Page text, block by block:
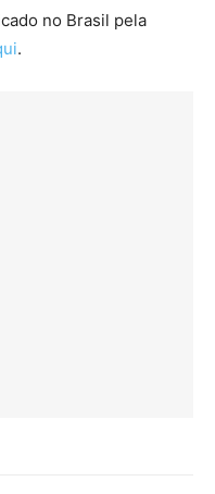
no Brasil pela
.